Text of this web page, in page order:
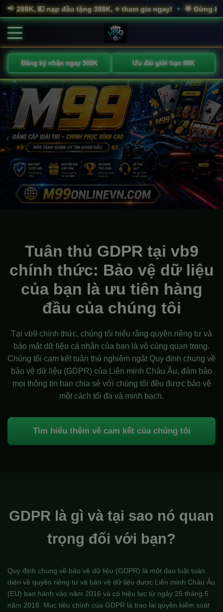
📢tặng 388K, ⭐ tham gia ngay! • 🌟 Đừng bỏ lỡ! 💰 Hoàn trả
Đăng ký nhận ngay 500K Ưu đãi giới hạn 88K
Tuân thủ GDPR tại vb9
chính thức: Bảo vệ dữ liệu
của bạn là ưu tiên hàng
đầu của chúng tôi
Tại vb9 chính thức, chúng tôi hiểu rằng quyền riêng tư và
bảo mật dữ liệu cá nhân của bạn là vô cùng quan trọng.
Chúng tôi cam kết tuân thủ nghiêm ngặt Quy định chung về
bảo vệ dữ liệu (GDPR) của Liên minh Châu Âu, đảm bảo
mọi thông tin bạn chia sẻ với chúng tôi đều được bảo vệ
một cách tối đa và minh bạch.
Tìm hiểu thêm về cam kết của chúng tôi
GDPR là gì và tại sao nó quan
trọng đối với bạn?
Quy định chung về bảo vệ dữ liệu (GDPR) là một đạo luật toàn
diện về quyền riêng tư và bảo vệ dữ liệu được Liên minh Châu Âu
(EU) ban hành vào năm 2016 và có hiệu lực từ ngày 25 tháng 5
năm 2018. Mục tiêu chính của GDPR là trao lại quyền kiểm soát